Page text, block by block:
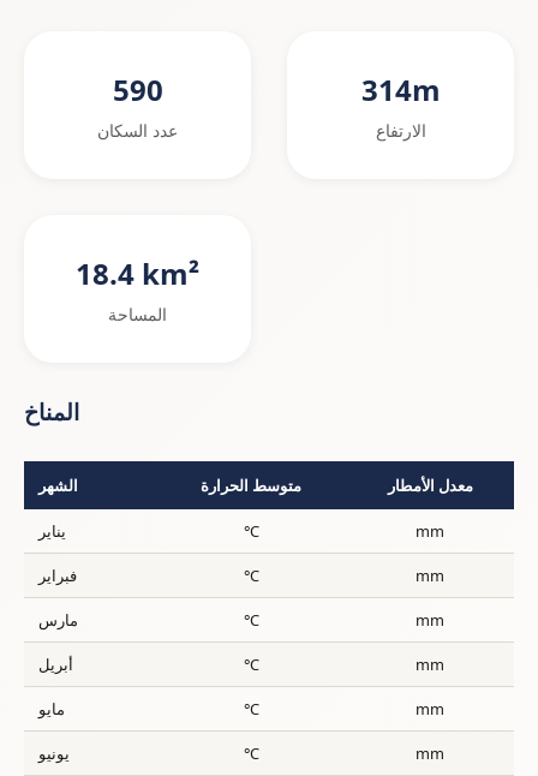
590
عدد السكان
314m
الارتفاع
18.4 km²
المساحة
المناخ
الشهر متوسط الحرارة معدل الأمطار
يناير °C mm
فبراير °C mm
مارس °C mm
أبريل °C mm
مايو °C mm
يونيو °C mm